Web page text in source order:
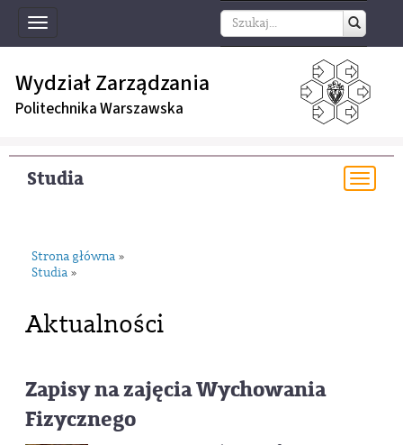
Toggle
navigation
Wydział Zarządzania
Politechnika Warszawska
Studia
Strona główna »
Studia »
Aktualności
Zapisy na zajęcia Wychowania
Fizycznego